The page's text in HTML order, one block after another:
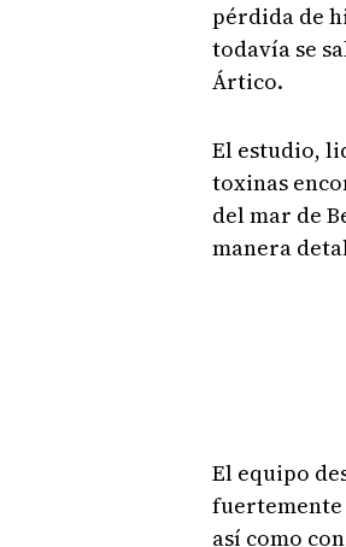
pérdida de
todavía se
Ártico.
El estudio,
toxinas
del mar de
manera
El equipo
fuertemente
así como